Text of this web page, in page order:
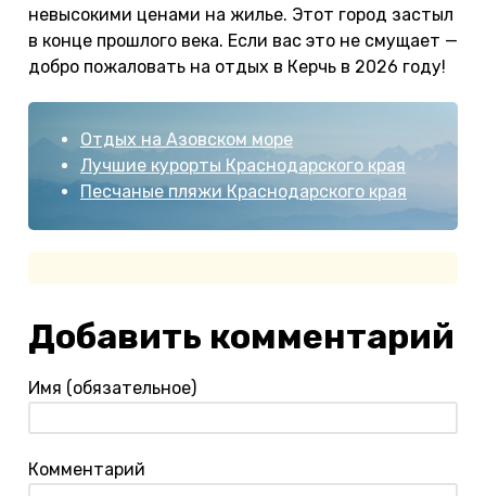
невысокими ценами на жилье. Этот город застыл
в конце прошлого века. Если вас это не смущает —
добро пожаловать на отдых в Керчь в 2026 году!
Отдых на Азовском море
Лучшие курорты Краснодарского края
Песчаные пляжи Краснодарского края
Добавить комментарий
Имя (обязательное)
Комментарий